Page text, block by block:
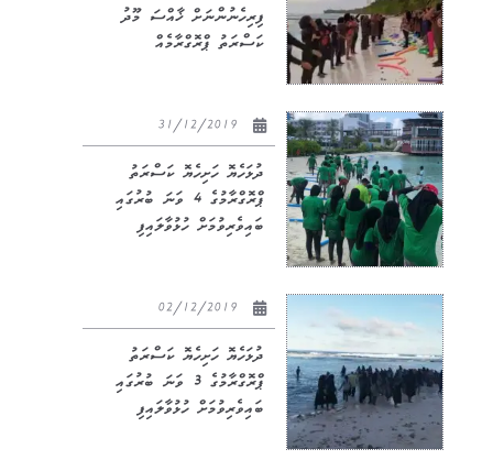
ފިރިހެނުންނަށް ޚާއްސަ މޫދު
ކަސްރަތު ޕްރޮގްރާމެއް
ދުޅަހެޔޮ ހަށިހެޔޮ ކަސްރަތު
ޕްރޮގްރާމުގެ 4 ވަނަ ބުރުގައި
ބައިވެރިވުމަށް ހުޅުވާލައިފި
ދުޅަހެޔޮ ހަށިހެޔޮ ކަސްރަތު
ޕްރޮގްރާމުގެ 3 ވަނަ ބުރުގައި
ބައިވެރިވުމަށް ހުޅުވާލައިފި